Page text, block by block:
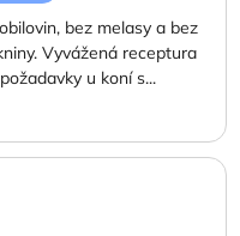
bez melasy a bez
Vyvážená receptura
u koní s...